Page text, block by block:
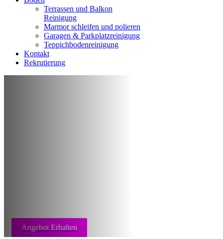
Terrassen und Balkon
Reinigung
Marmor schleifen und polieren
Garagen & Parkplatzreinigung
Teppichbodenreinigung
Kontakt
Rekrutierung
Angebot Erhalten